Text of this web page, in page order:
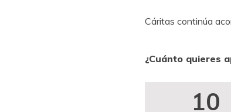
Cáritas continúa
¿Cuánto quieres
10